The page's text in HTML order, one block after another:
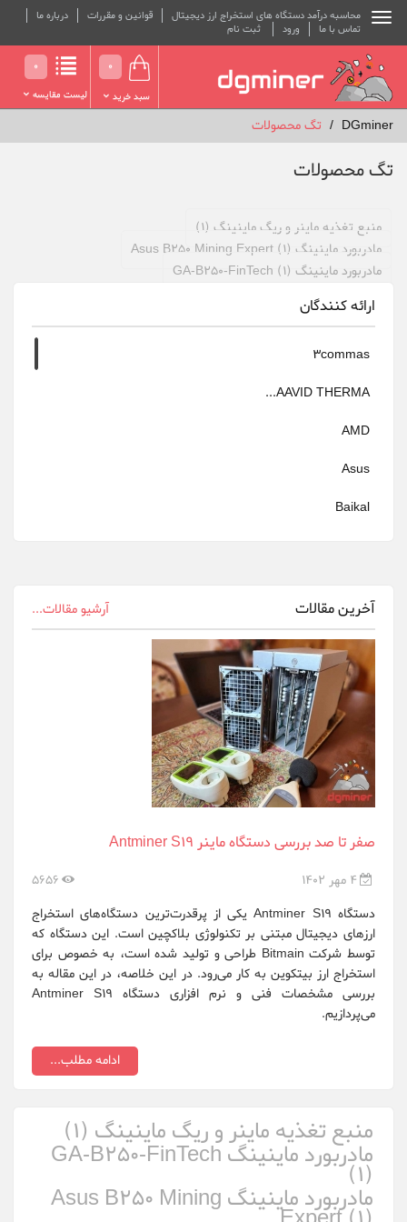
محاسبه درآمد دستگاه های استخراج ارز دیجیتال قوانین و مقررات
درباره ما
تماس با ما
ورود ثبت نام
0
سبد خرید
0
لیست مقایسه
DGminer تگ محصولات
تگ محصولات
منبع تغذیه ماینر و ریگ ماینینگ (1)
مادربورد ماینینگ Asus B250 Mining Expert (1)
مادربورد ماینینگ GA-B250-FinTech (1)
ارائه کنندگان
3commas
AAVID THERMA...
AMD
Asus
Baikal
canaan
Cheetah Miner
Dehn
Delta
DGminer
Ebit Miner
FusionSilicon
Gigabyte
innosilicon
Ledger Wallet
Ningbo Sheng...
Raspberrypi.org
Samsung
آخرین مقالات آرشیو مقالات...
صفر تا صد بررسی دستگاه ماینر Antminer S19
4 مهر 1402
5656
دستگاه Antminer S19 یکی از پرقدرت‌ترین دستگاه‌های استخراج
ارزهای دیجیتال مبتنی بر تکنولوژی بلاکچین است. این دستگاه که
توسط شرکت Bitmain طراحی و تولید شده است، به خصوص برای
استخراج ارز بیتکوین به کار می‌رود. در این خلاصه، در این مقاله به
بررسی مشخصات فنی و نرم افزاری دستگاه Antminer S19
می‌پردازیم.
ادامه مطلب...
منبع تغذیه ماینر و ریگ ماینینگ (1)
مادربورد ماینینگ GA-B250-FinTech
(1)
مادربورد ماینینگ Asus B250 Mining